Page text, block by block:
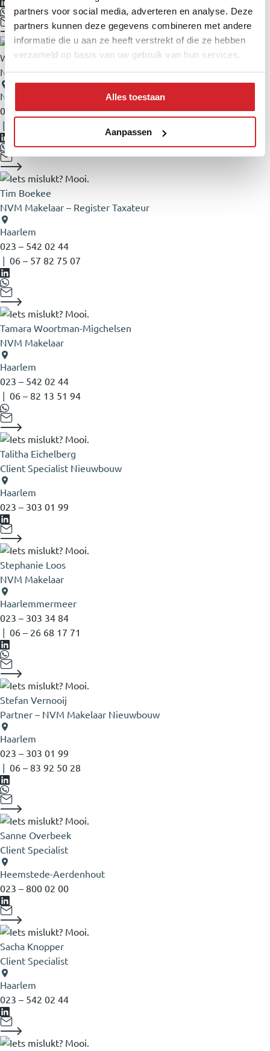
partners voor social media, adverteren en analyse. Deze
partners kunnen deze gegevens combineren met andere
informatie die u aan ze heeft verstrekt of die ze hebben
verzameld op basis van uw gebruik van hun services.
Alles toestaan
Aanpassen
Wendela Klusman
Nieuwbouwadviseur – A-RMT
Nieuwbouw & Projectverhuur
023 – 303 34 84
Tim Boekee
NVM Makelaar – Register Taxateur
Haarlem
023 – 542 02 44
06 – 57 82 75 07
Tamara Woortman-Migchelsen
NVM Makelaar
Haarlem
023 – 542 02 44
06 – 82 13 51 94
Talitha Eichelberg
Client Specialist Nieuwbouw
Haarlem
023 – 303 01 99
Stephanie Loos
NVM Makelaar
Haarlemmermeer
023 – 303 34 84
‭06 – 26 68 17 71‬
Stefan Vernooij
Partner – NVM Makelaar Nieuwbouw
Haarlem
023 – 303 01 99
06 – 83 92 50 28
Sanne Overbeek
Client Specialist
Heemstede-Aerdenhout
023 – 800 02 00
Sacha Knopper
Client Specialist
Haarlem
023 – 542 02 44